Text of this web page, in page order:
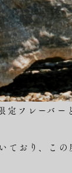
フレーバ
おり、こ